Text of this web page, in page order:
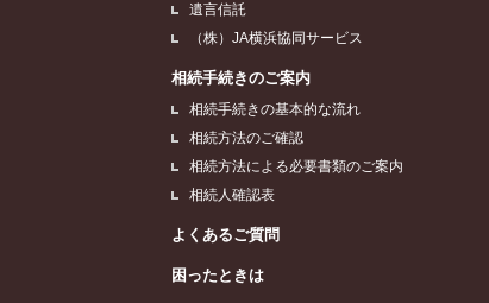
遺言信託
（株）JA横浜協同サービス
相続手続きのご案内
相続手続きの基本的な流れ
相続方法のご確認
相続方法による必要書類のご案内
相続人確認表
よくあるご質問
困ったときは